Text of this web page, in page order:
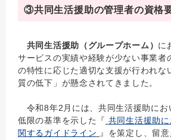
③共同生活援助の管理者の資格
共同生活援助（グループホーム） に
サービスの実績や経験が少ない事業者
の特性に応じた適切な支援が行われな
質の低下」が懸念されてきました。
令和8年2月には、共同生活援助にお
低限の基準を示した『 共同生活援助
関するガイドライン 』を策定し、留